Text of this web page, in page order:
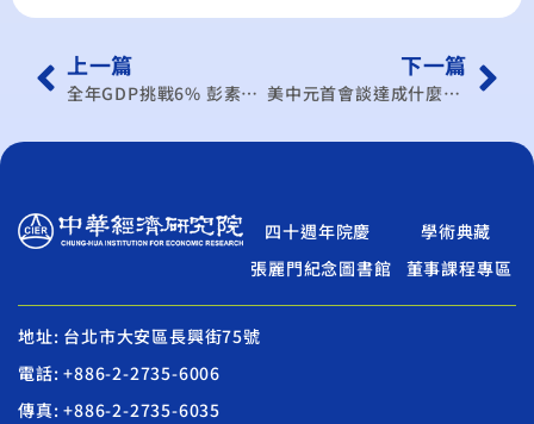
上一篇
全年GDP挑戰6% 彭素玲點名第4季「兩大不確定」
下一篇
美中元首會談達成什麼協議？中經院長連賢明「用四字形容」
四十週年院慶
學術典藏
張麗門紀念圖書館
董事課程專區
地址: 台北市大安區長興街75號
電話: +886-2-2735-6006
傳真: +886-2-2735-6035